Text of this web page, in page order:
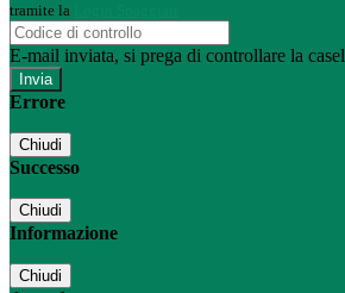
tramite la
E-mail inviata, si prega di controllare la
Errore
Chiudi
Successo
Chiudi
Informazione
Chiudi